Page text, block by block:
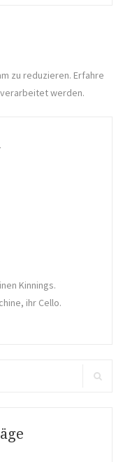
zu reduzieren. Erfahre
werden.
Kinnings.
ihr Cello.